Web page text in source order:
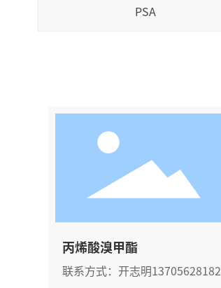
PSA
丙烯酸溴甲酯
联系方式：开志明13705628182